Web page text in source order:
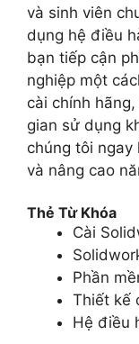
và sinh viên
dụng hệ điều
bạn tiếp cận
nghiệp một
cài chính
gian sử dụng
chúng tôi ngay
và nâng cao
Thẻ Từ Khóa
Cài
Phần
Thiết kế
Hệ điều